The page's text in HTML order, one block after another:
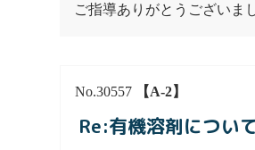
ご指導ありがとうございま
No.30557 【A-2】
Re:有機溶剤につい